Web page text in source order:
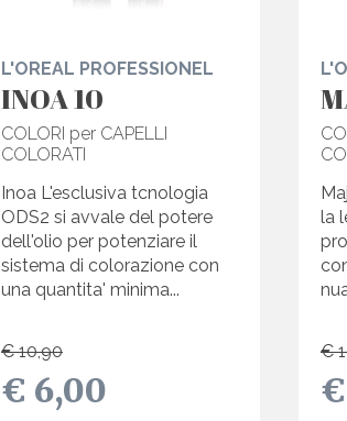
L'OREAL PROFESSIONEL
INOA 10
COLORI per CAPELLI
COLORATI
Inoa L'esclusiva tcnologia
ODS2 si avvale del potere
dell'olio per potenziare il
sistema di colorazione con
una quantita' minima...
€ 10,90
€ 6,00
la
€